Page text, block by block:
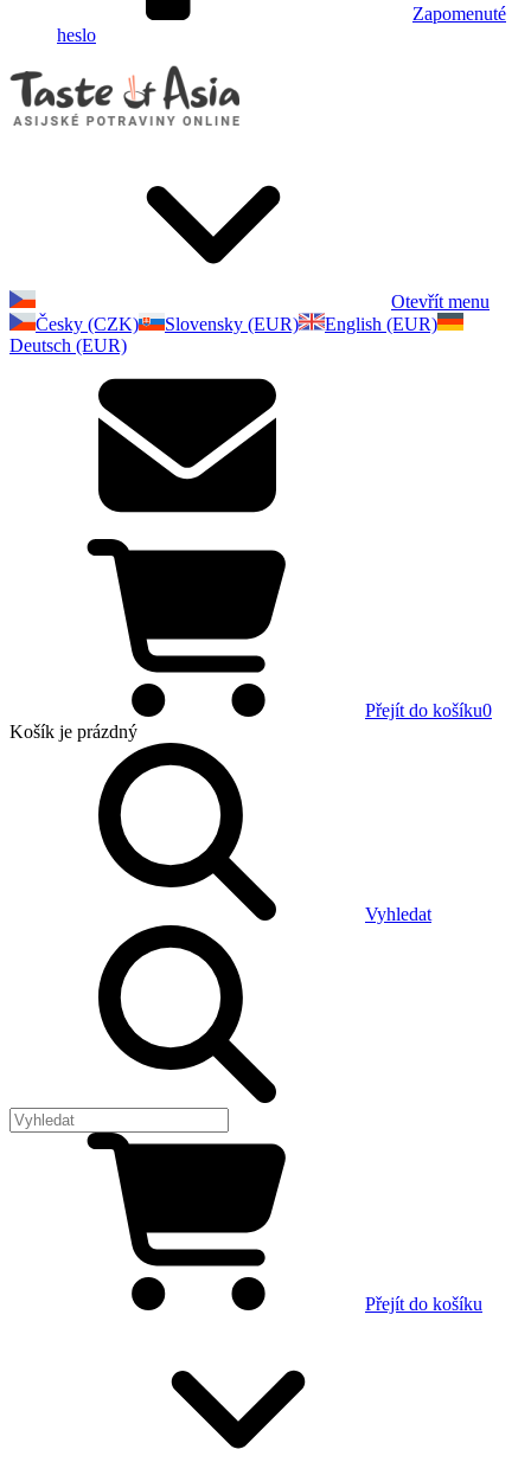
Zapomenuté
heslo
Otevřít menu
Česky (CZK)
Slovensky (EUR)
English (EUR)
Deutsch (EUR)
Přejít do košíku0
Košík je prázdný
Vyhledat
Přejít do košíku